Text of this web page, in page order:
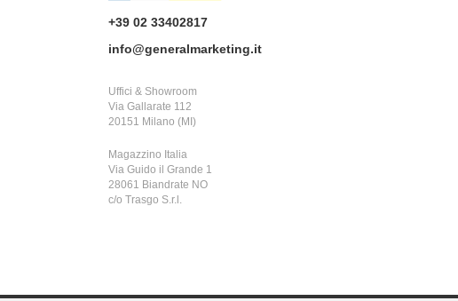
+39 02 33402817
info@generalmarketing.it
Uffici & Showroom
Via Gallarate 112
20151 Milano (MI)
Magazzino Italia
Via Guido il Grande 1
28061 Biandrate NO
c/o Trasgo S.r.l.